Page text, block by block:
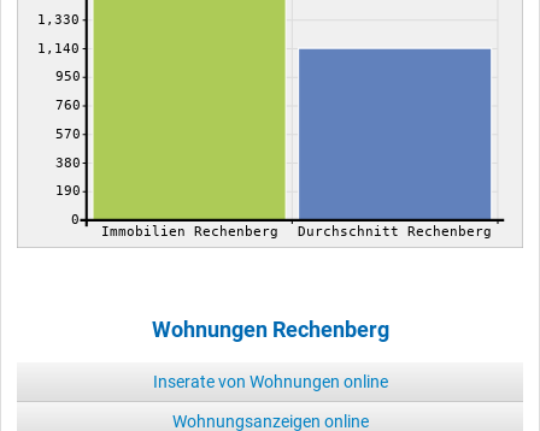
0
190
380
570
760
950
1,140
1,330
Immobilien Rechenberg Durchschnitt Rechenberg
Wohnungen Rechenberg
Inserate von Wohnungen online
Wohnungsanzeigen online